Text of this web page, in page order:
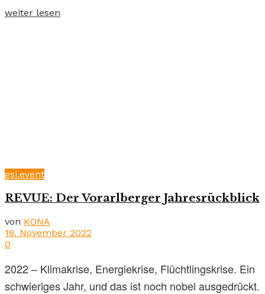
weiter lesen
gsi.event
REVUE: Der Vorarlberger Jahresrückblick
von KONA
18. November 2022
0
2022 – Klimakrise, Energiekrise, Flüchtlingskrise. Ein
schwieriges Jahr, und das ist noch nobel ausgedrückt.